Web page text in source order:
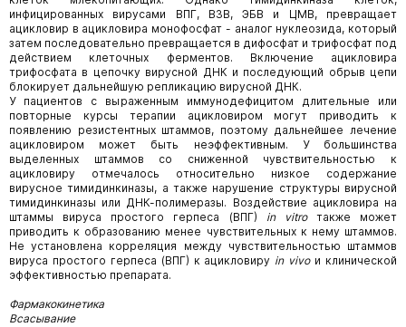
инфицированных вирусами ВПГ, ВЗВ, ЭБВ и ЦМВ, превращает
ацикловир в ацикловира монофосфат - аналог нуклеозида, который
затем последовательно превращается в дифосфат и трифосфат под
действием клеточных ферментов. Включение ацикловира
трифосфата в цепочку вирусной ДНК и последующий обрыв цепи
блокирует дальнейшую репликацию вирусной ДНК.
У пациентов с выраженным иммунодефицитом длительные или
повторные курсы терапии ацикловиром могут приводить к
появлению резистентных штаммов, поэтому дальнейшее лечение
ацикловиром может быть неэффективным. У большинства
выделенных штаммов со сниженной чувствительностью к
ацикловиру отмечалось относительно низкое содержание
вирусное тимидинкиназы, а также нарушение структуры вирусной
тимидинкиназы или ДНК-полимеразы. Воздействие ацикловира на
штаммы вируса простого герпеса (ВПГ) in vitroтакже может
приводить к образованию менее чувствительных к нему штаммов.
Не установлена корреляция между чувствительностью штаммов
вируса простого герпеса (ВПГ) к ацикловиру in vivoи клинической
эффективностью препарата.
Фармакокинетика
Всасывание